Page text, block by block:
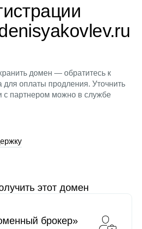
домен — обратитесь к
для оплаты продления. Уточнить
с партнером можно в службе
этот домен
брокер»